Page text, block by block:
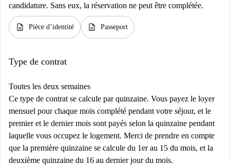
candidature. Sans eux, la réservation ne peut être complétée.
description Pièce d’identité description Passeport
Type de contrat
Toutes les deux semaines
Ce type de contrat se calcule par quinzaine. Vous payez le loyer
mensuel pour chaque mois complété pendant votre séjour, et le
premier et le dernier mois sont payés selon la quinzaine pendant
laquelle vous occupez le logement. Merci de prendre en compte
que la première quinzaine se calcule du 1er au 15 du mois, et la
deuxième quinzaine du 16 au dernier jour du mois.